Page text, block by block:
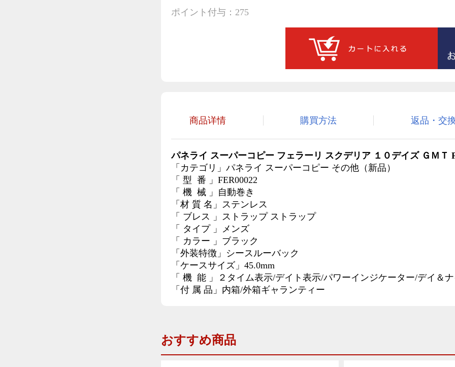
ポイント付与：275
商品详情 購買方法 返品・交
パネライ スーパーコピー フェラーリ スクデリア １０デイズ ＧＭＴ
「カテゴリ」パネライ スーパーコピー その他（新品）
「 型 番 」FER00022
「 機 械 」自動巻き
「材 質 名」ステンレス
「 ブレス 」ストラップ ストラップ
「 タイプ 」メンズ
「 カラー 」ブラック
「外装特徴」シースルーバック
「ケースサイズ」45.0mm
「 機 能 」２タイム表示/デイト表示/パワーインジケーター/デイ＆
「付 属 品」内箱/外箱ギャランティー
おすすめ商品